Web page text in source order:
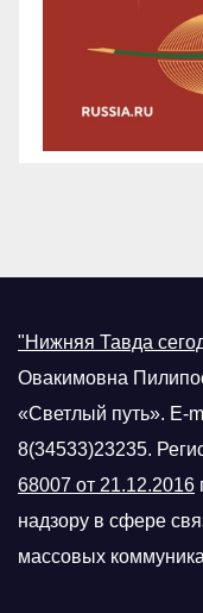
"Нижняя Тавда
Овакимовна
«Светлый путь». E-
8(34533)23235.
68007 от 21.12.2016
надзору в сфере
массовых